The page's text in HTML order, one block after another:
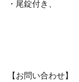
・尾錠付き、
【お問い合わせ】